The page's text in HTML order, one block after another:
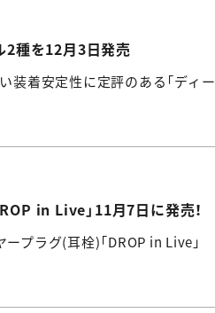
2種を12月3日発売
装着安定性に定評のある「ディー
in Live」11月7日に発売！
プラグ(耳栓)「DROP in Live」